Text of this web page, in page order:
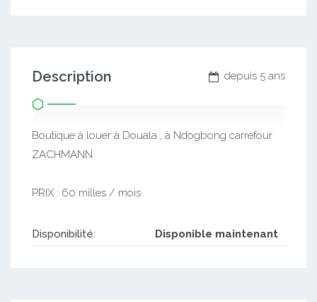
depuis 5 ans
Description
Boutique à louer à Douala , à Ndogbong carrefour
ZACHMANN
PRIX : 60 milles / mois
Disponibilité: Disponible maintenant